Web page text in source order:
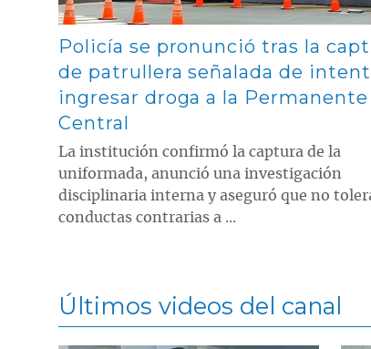
Policía se pronunció tras la
de patrullera señalada de
ingresar droga a la Permanente
Central
La institución confirmó la captura de la
uniformada, anunció una investigación
disciplinaria interna y aseguró que no
conductas contrarias a ...
Últimos videos del canal